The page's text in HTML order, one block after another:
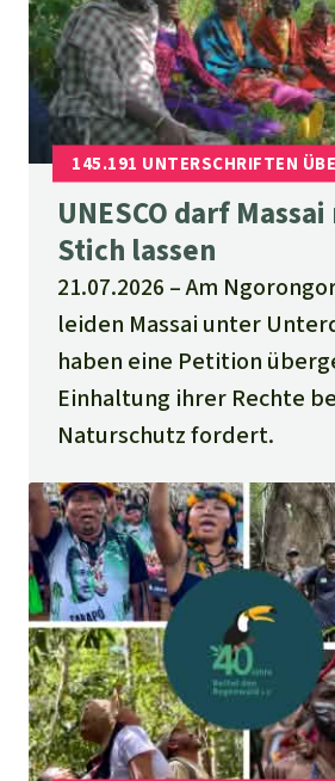
UNESCO darf
Stich lassen
21.07.2026
Am
leiden Massai unter
haben eine Petition
Einhaltung ihrer Rechte
Naturschutz fordert.